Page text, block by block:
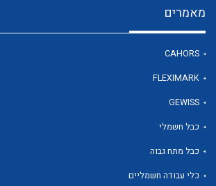
מאמרים
CAHORS
FLEXIMARK
GEWISS
כבל חשמלי
כבל מתח גבוה
כלי עבודה חשמליים